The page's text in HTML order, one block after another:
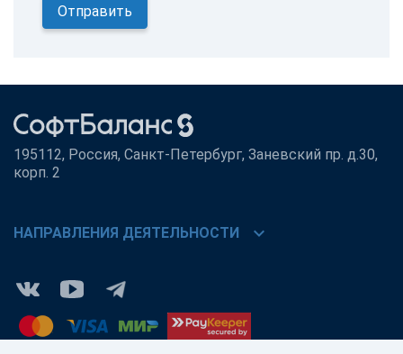
195112, Россия, Санкт-Петербург, Заневский пр. д.30,
корп. 2
НАПРАВЛЕНИЯ ДЕЯТЕЛЬНОСТИ chevron_right